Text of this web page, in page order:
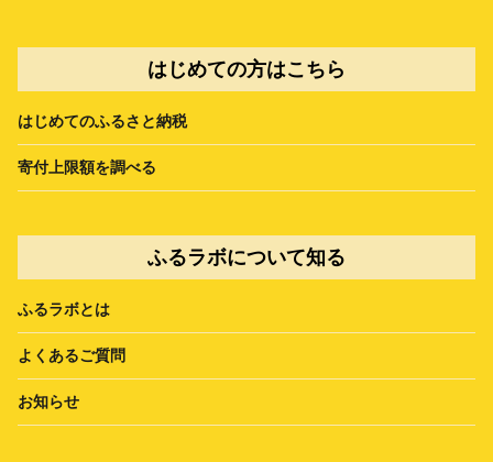
はじめての方はこちら
はじめてのふるさと納税
寄付上限額を調べる
ふるラボについて知る
ふるラボとは
よくあるご質問
お知らせ